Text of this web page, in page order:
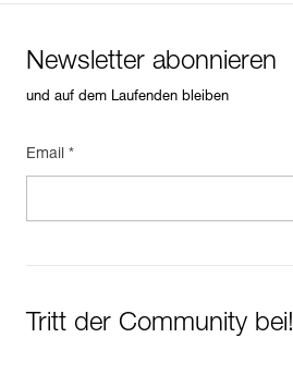
Newsletter abonnieren
und auf dem Laufenden bleiben
Email *
Tritt der Community bei!